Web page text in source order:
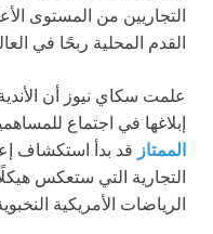
التجاريين من المستوى
القدم المحلية ربحًا في
علمت سكاي نيوز أن
إبلاغها في اجتماع
الممتاز قد بدأ استكشاف
التجارية التي ستعكس
الرياضات الأمريكية